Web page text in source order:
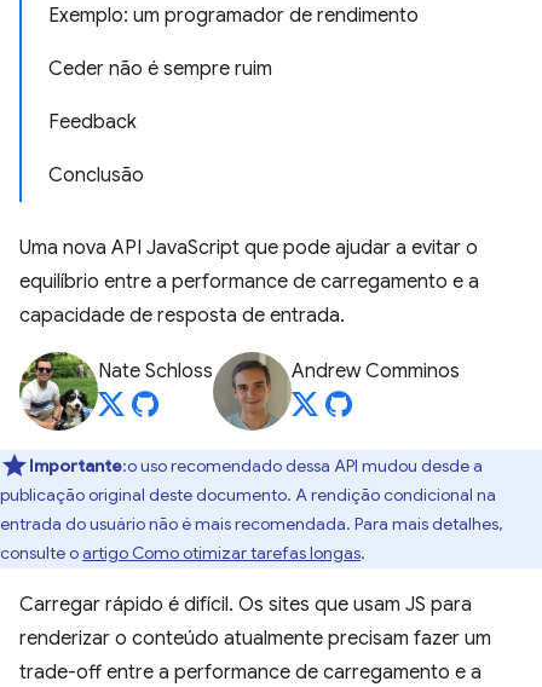
Exemplo: um programador de rendimento
Ceder não é sempre ruim
Feedback
Conclusão
Uma nova API JavaScript que pode ajudar a evitar o
equilíbrio entre a performance de carregamento e a
capacidade de resposta de entrada.
Nate Schloss Andrew Comminos
Importante:o uso recomendado dessa API mudou desde a
publicação original deste documento. A rendição condicional na
entrada do usuário não é mais recomendada. Para mais detalhes,
consulte oartigo Como otimizar tarefas longas.
Carregar rápido é difícil. Os sites que usam JS para
renderizar o conteúdo atualmente precisam fazer um
trade-off entre a performance de carregamento e a